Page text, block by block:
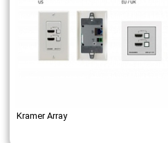
Kramer Array